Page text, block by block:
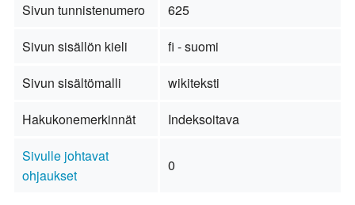
Sivun tunnistenumero
625
Sivun sisällön kieli
fi - suomi
Sivun sisältömalli
wikiteksti
Hakukonemerkinnät
Indeksoitava
Sivulle johtavat
ohjaukset
0